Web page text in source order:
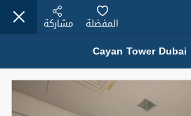
Cayan Tower Dubai
المفضلة مشاركة